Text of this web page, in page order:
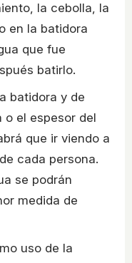
la cebolla, la
en la batidora
que fue
batirlo.
batidora y de
o el espesor del
que ir viendo a
cada persona.
se podrán
medida de
uso de la